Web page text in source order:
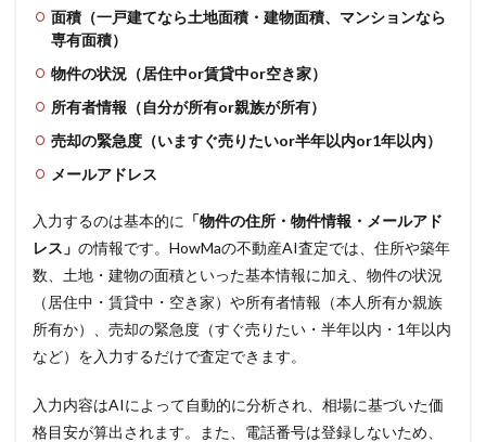
面積（一戸建てなら土地面積・建物面積、マンションなら
専有面積）
物件の状況（居住中or賃貸中or空き家）
所有者情報（自分が所有or親族が所有）
売却の緊急度（いますぐ売りたいor半年以内or1年以内）
メールアドレス
入力するのは基本的に 「物件の住所・物件情報・メールアド
レス」 の情報です。HowMaの不動産AI査定では、住所や築年
数、土地・建物の面積といった基本情報に加え、物件の状況
（居住中・賃貸中・空き家）や所有者情報（本人所有か親族
所有か）、売却の緊急度（すぐ売りたい・半年以内・1年以内
など）を入力するだけで査定できます。
入力内容はAIによって自動的に分析され、相場に基づいた価
格目安が算出されます。また、電話番号は登録しないため、